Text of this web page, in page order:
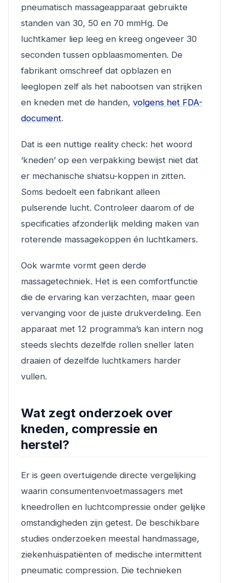
pneumatisch massageapparaat gebruikte
standen van 30, 50 en 70 mmHg. De
luchtkamer liep leeg en kreeg ongeveer 30
seconden tussen opblaasmomenten. De
fabrikant omschreef dat opblazen en
leeglopen zelf als het nabootsen van strijken
en kneden met de handen, volgens het FDA-
document.
Dat is een nuttige reality check: het woord
‘kneden’ op een verpakking bewijst niet dat
er mechanische shiatsu-koppen in zitten.
Soms bedoelt een fabrikant alleen
pulserende lucht. Controleer daarom of de
specificaties afzonderlijk melding maken van
roterende massagekoppen én luchtkamers.
Ook warmte vormt geen derde
massagetechniek. Het is een comfortfunctie
die de ervaring kan verzachten, maar geen
vervanging voor de juiste drukverdeling. Een
apparaat met 12 programma’s kan intern nog
steeds slechts dezelfde rollen sneller laten
draaien of dezelfde luchtkamers harder
vullen.
Wat zegt onderzoek over
kneden, compressie en
herstel?
Er is geen overtuigende directe vergelijking
waarin consumentenvoetmassagers met
kneedrollen en luchtcompressie onder gelijke
omstandigheden zijn getest. De beschikbare
studies onderzoeken meestal handmassage,
ziekenhuispatiënten of medische intermittent
pneumatic compression. Die technieken